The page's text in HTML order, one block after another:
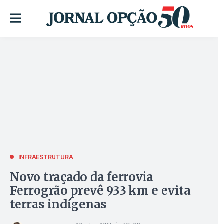
INFRAESTRUTURA
Novo traçado da ferrovia
Ferrogrão prevê 933 km e evita
terras indígenas